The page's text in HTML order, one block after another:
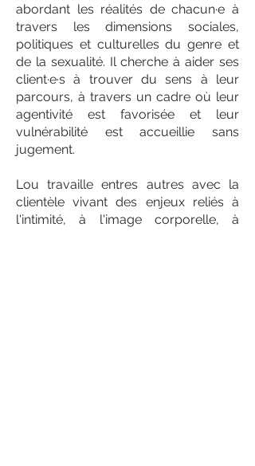
abordant les réalités de chacun·e à
travers les dimensions sociales,
politiques et culturelles du genre et
de la sexualité. Il cherche à aider ses
client·e·s à trouver du sens à leur
parcours, à travers un cadre où leur
agentivité est favorisée et leur
vulnérabilité est accueillie sans
jugement.
Lou travaille entres autres avec la
clientèle vivant des enjeux reliés à
l'intimité, à l'image corporelle, à